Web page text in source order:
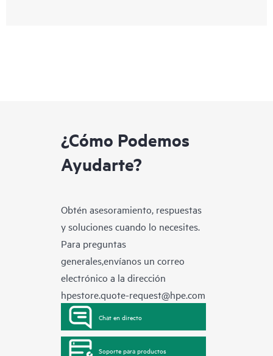
¿Cómo Podemos
Ayudarte?
Obtén asesoramiento, respuestas
y soluciones cuando lo necesites.
Para preguntas
generales,envíanos un correo
electrónico a la dirección
hpestore.quote-request@hpe.com
Chat en directo
Soporte para productos